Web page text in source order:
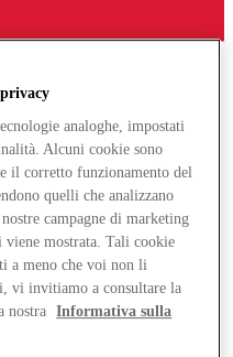
analoghe, impostati
Alcuni cookie sono
il corretto funzionamento del
quelli che analizzano
campagne di marketing
viene mostrata. Tali cookie
a meno che voi non li
vi invitiamo a consultare la
nostra
Informativa sulla